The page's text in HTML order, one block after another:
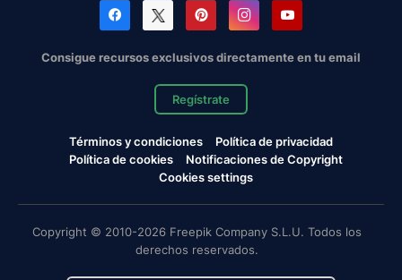
Consigue recursos exclusivos directamente en tu email
Regístrate
Términos y condiciones
Política de privacidad
Política de cookies
Notificaciones de Copyright
Cookies settings
Copyright © 2010-2026 Freepik Company S.L.U. Todos los
derechos reservados.